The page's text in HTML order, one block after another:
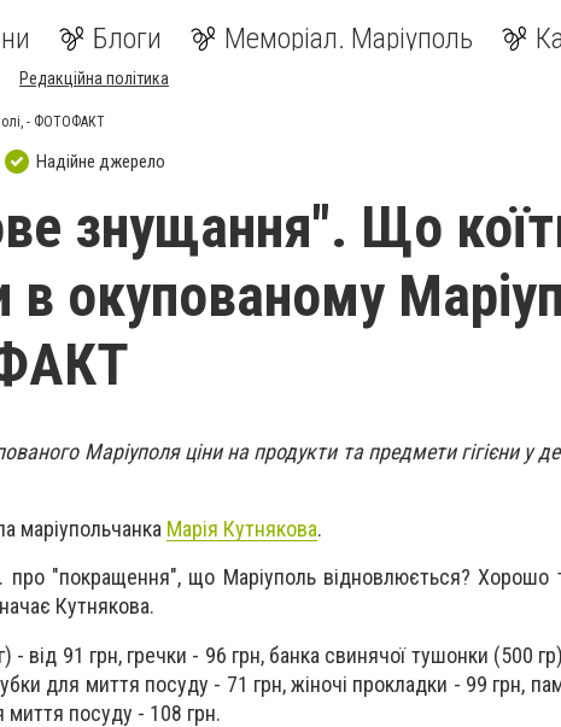
Блоги Меморіал. Маріуполь
Редакційна політика
- ФОТОФАКТ
Надійне джерело
знущання". Що
в окупованому
Маріуполя ціни на продукти та предмети гігієни у
маріупольчанка Марія Кутнякова.
"покращення", що Маріуполь відновлюється? Хорошо
Кутнякова.
- від 91 грн, гречки - 96 грн, банка свинячої тушонки (500
для миття посуду - 71 грн, жіночі прокладки - 99 грн,
миття посуду - 108 грн.